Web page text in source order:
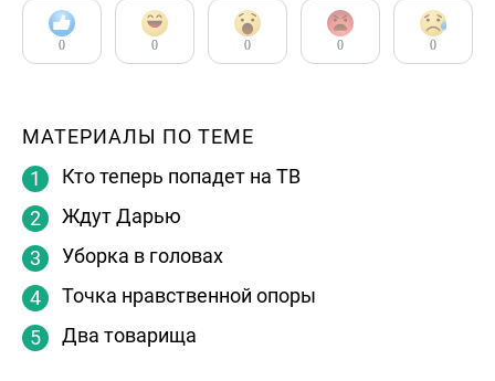
0 0 0 0 0
МАТЕРИАЛЫ ПО ТЕМЕ
Кто теперь попадет на ТВ
Ждут Дарью
Уборка в головах
Точка нравственной опоры
Два товарища